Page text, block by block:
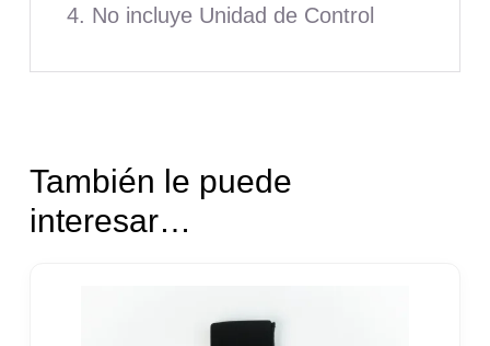
No incluye Unidad de Control
También le puede
interesar…